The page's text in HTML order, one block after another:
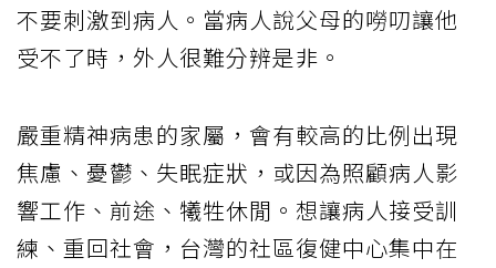
不要刺激到病人。當病人說父母的嘮叨讓他
受不了時，外人很難分辨是非。
嚴重精神病患的家屬，會有較高的比例出現
焦慮、憂鬱、失眠症狀，或因為照顧病人影
響工作、前途、犧牲休閒。想讓病人接受訓
練、重回社會，台灣的社區復健中心集中在